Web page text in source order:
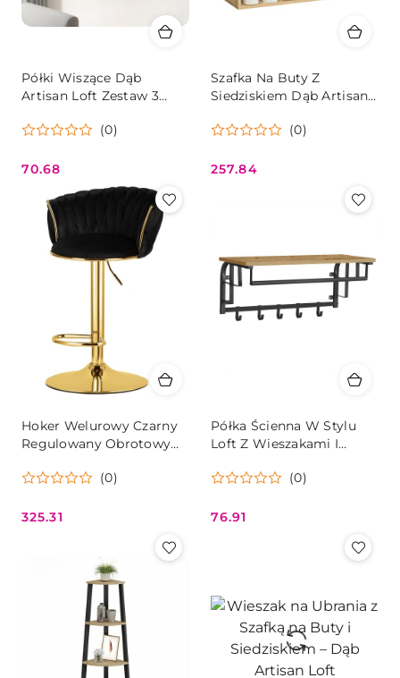
Półki Wiszące Dąb
Artisan Loft Zestaw 3
(0)
Cena:
70.68
Szafka Na Buty Z
Siedziskiem Dąb Artisan
Oskar
(0)
Cena:
257.84
Hoker Welurowy Czarny
Regulowany Obrotowy
(0)
Cena:
325.31
Półka Ścienna W Stylu
Loft Z Wieszakami I
(0)
Cena:
76.91